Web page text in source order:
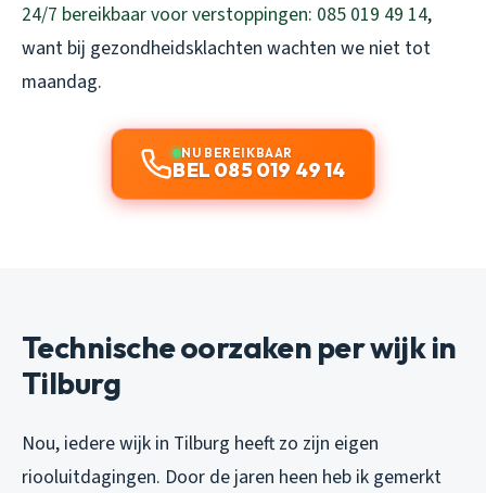
24/7 bereikbaar voor verstoppingen: 085 019 49 14,
want bij gezondheidsklachten wachten we niet tot
maandag.
NU BEREIKBAAR
BEL 085 019 49 14
Technische oorzaken per wijk in
Tilburg
Nou, iedere wijk in Tilburg heeft zo zijn eigen
riooluitdagingen. Door de jaren heen heb ik gemerkt